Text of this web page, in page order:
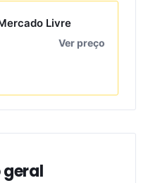
Livre
Ver preço